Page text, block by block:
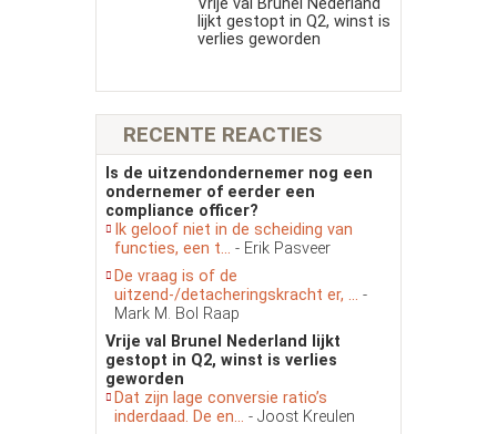
Vrije val Brunel Nederland
lijkt gestopt in Q2, winst is
verlies geworden
RECENTE REACTIES
Is de uitzendondernemer nog een
ondernemer of eerder een
compliance officer?
Ik geloof niet in de scheiding van
functies, een t... - Erik Pasveer
De vraag is of de
uitzend-/detacheringskracht er, ... -
Mark M. Bol Raap
Vrije val Brunel Nederland lijkt
gestopt in Q2, winst is verlies
geworden
Dat zijn lage conversie ratio’s
inderdaad. De en... - Joost Kreulen